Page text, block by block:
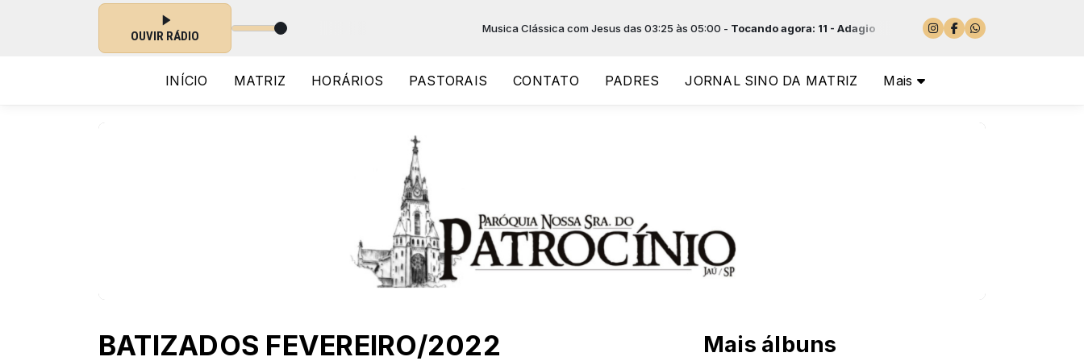
OUVIR RÁDIO
Tocando agora: 11 - Adagio Musica Clássica com Jesus das 03:25 às 05:00 -Tocando agora: 11 - Adagio
INÍCIO MATRIZ HORÁRIOS PASTORAIS CONTATO PADRES JORNAL SINO DA MATRIZ Mais
BATIZADOS FEVEREIRO/2022 Mais álbuns